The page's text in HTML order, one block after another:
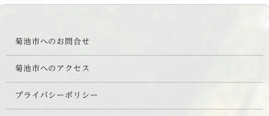
菊池市へのお問合せ
菊池市へのアクセス
プライバシーポリシー